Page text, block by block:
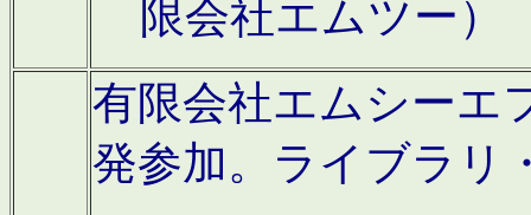
限会社エムツー）
有限会社エムシーエ
発参加。ライブラリ